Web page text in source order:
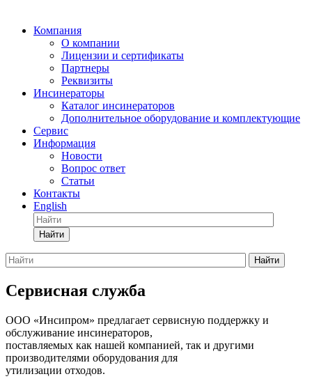
Компания
О компании
Лицензии и сертификаты
Партнеры
Реквизиты
Инсинераторы
Каталог инсинераторов
Дополнительное оборудование и комплектующие
Сервис
Информация
Новости
Вопрос ответ
Статьи
Контакты
English
Найти
Найти
Сервисная служба
ООО «Инсипром» предлагает сервисную поддержку и
обслуживание инсинераторов,
поставляемых как нашей компанией, так и другими
производителями оборудования для
утилизации отходов.